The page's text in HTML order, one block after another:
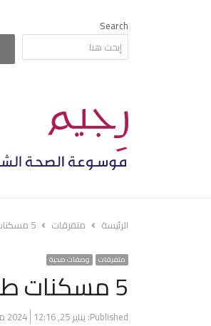
Search
الرئيسة متفرقات 5 مسكنات طبيعية مدهشة للألم
متفرقات وصفات صحية
5 مسكنات طبيعية مدهشة للألم
Published: يناير 25, 2024 12:16 م